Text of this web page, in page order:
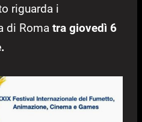
riguarda i
di Roma tra giovedì 6